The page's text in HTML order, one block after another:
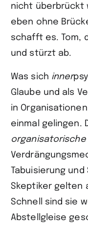
nicht überbrückt
eben ohne
schafft es. Tom,
und stürzt ab.
Was sich inner
Glaube und als
in Organisationen
einmal gelingen.
organisatorische
Tabuisierung
Skeptiker gelten
Schnell sind sie
Abstellgleise